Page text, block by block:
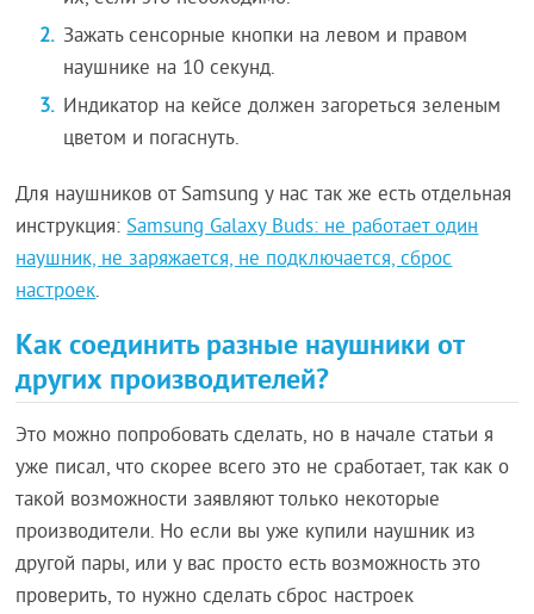
Зажать сенсорные кнопки на левом и правом
наушнике на 10 секунд.
Индикатор на кейсе должен загореться зеленым
цветом и погаснуть.
Для наушников от Samsung у нас так же есть отдельная
инструкция:Samsung Galaxy Buds: не работает один
наушник, не заряжается, не подключается, сброс
настроек.
Как соединить разные наушники от
других производителей?
Это можно попробовать сделать, но в начале статьи я
уже писал, что скорее всего это не сработает, так как о
такой возможности заявляют только некоторые
производители. Но если вы уже купили наушник из
другой пары, или у вас просто есть возможность это
проверить, то нужно сделать сброс настроек